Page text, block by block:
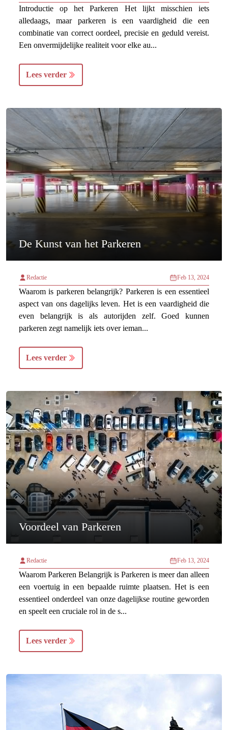
Introductie op het Parkeren Het lijkt misschien iets
alledaags, maar parkeren is een vaardigheid die een
combinatie van correct oordeel, precisie en geduld vereist.
Een onvermijdelijke realiteit voor elke au...
Lees verder
De Kunst van het Parkeren
Redactie Feb 13, 2024
Waarom is parkeren belangrijk? Parkeren is een essentieel
aspect van ons dagelijks leven. Het is een vaardigheid die
even belangrijk is als autorijden zelf. Goed kunnen
parkeren zegt namelijk iets over ieman...
Lees verder
Voordeel van Parkeren
Redactie Feb 13, 2024
Waarom Parkeren Belangrijk is Parkeren is meer dan alleen
een voertuig in een bepaalde ruimte plaatsen. Het is een
essentieel onderdeel van onze dagelijkse routine geworden
en speelt een cruciale rol in de s...
Lees verder